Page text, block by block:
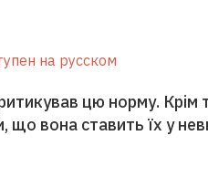
на русском
цю норму. Крім
що вона ставить їх у